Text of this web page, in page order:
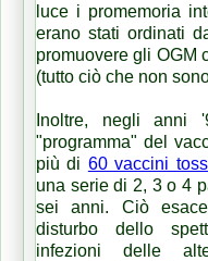
luce i promemoria
erano stati ordinati
promuovere gli OGM
(tutto ciò che non
Inoltre, negli anni
"programma" del
più di 60 vaccini
una serie di 2, 3 o 4
sei anni. Ciò
disturbo dello
infezioni delle